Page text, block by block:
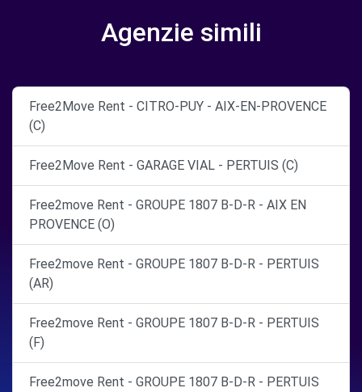
Agenzie simili
Free2Move Rent - CITRO-PUY - AIX-EN-PROVENCE
(C)
Free2Move Rent - GARAGE VIAL - PERTUIS (C)
Free2move Rent - GROUPE 1807 B-D-R - AIX EN
PROVENCE (O)
Free2move Rent - GROUPE 1807 B-D-R - PERTUIS
(AR)
Free2move Rent - GROUPE 1807 B-D-R - PERTUIS
(F)
Free2move Rent - GROUPE 1807 B-D-R - PERTUIS